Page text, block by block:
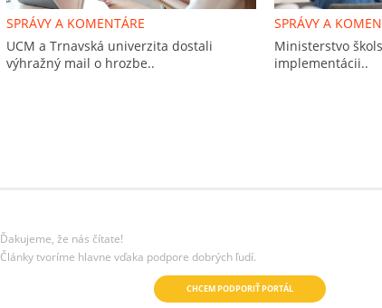
SPRÁVY A KOMENTÁRE
UCM a Trnavská univerzita dostali
výhražný mail o hrozbe..
SPRÁVY A
Ministerstvo
implementácii..
Ďakujeme, že nás čítate!
Články tvoríme hlavne vďaka podpore dobrých ľudí.
CHCEM PODPORIŤ PORTÁL